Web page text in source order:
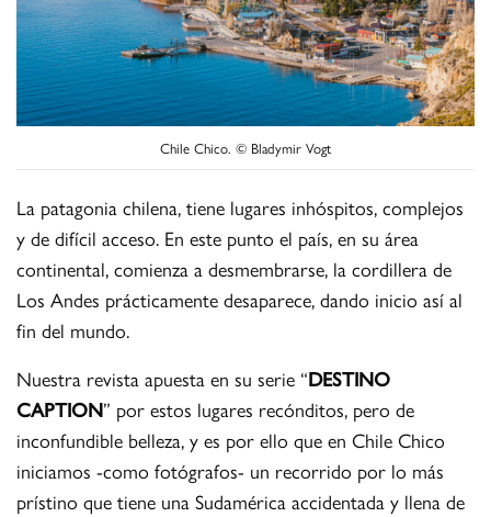
Chile Chico. © Bladymir Vogt
La patagonia chilena, tiene lugares inhóspitos, complejos
y de difícil acceso. En este punto el país, en su área
continental, comienza a desmembrarse, la cordillera de
Los Andes prácticamente desaparece, dando inicio así al
fin del mundo.
Nuestra revista apuesta en su serie “DESTINO
CAPTION” por estos lugares recónditos, pero de
inconfundible belleza, y es por ello que en Chile Chico
iniciamos -como fotógrafos- un recorrido por lo más
prístino que tiene una Sudamérica accidentada y llena de